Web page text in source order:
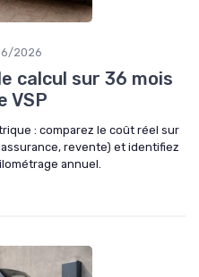
2026
calcul sur 36 mois
VSP
: comparez le coût réel sur
revente) et identifiez
annuel.